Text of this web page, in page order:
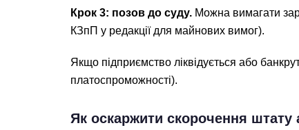
Крок 3: позов до суду. Можна вимагати
КЗпП у редакції для майнових вимог).
Якщо підприємство ліквідується або
платоспроможності).
Як оскаржити скорочення штату